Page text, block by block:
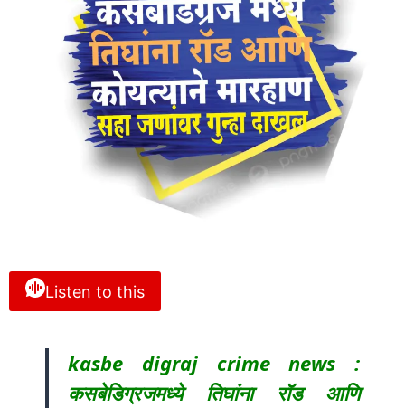
Listen to this
kasbe digraj crime news :
कसबेडिग्रजमध्ये तिघांना रॉड आणि